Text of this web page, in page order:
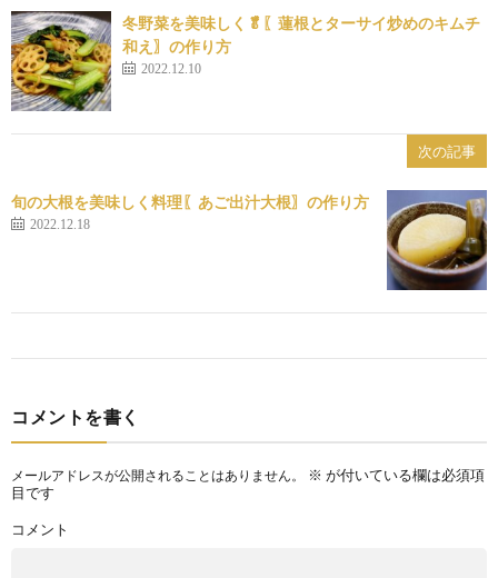
冬野菜を美味しく🥬〖蓮根とターサイ炒めのキムチ
和え〗の作り方
2022.12.10
次の記事
旬の大根を美味しく料理〖あご出汁大根〗の作り方
2022.12.18
コメントを書く
メールアドレスが公開されることはありません。 ※ が付いている欄は必須項
目です
コメント